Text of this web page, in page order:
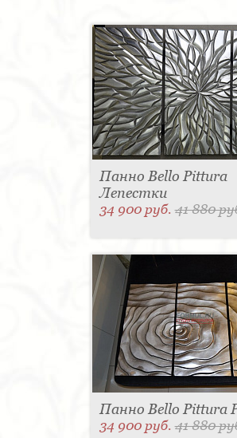
Панно Bello Pittura
Лепестки
34 900 руб.41 880
Панно Bello Pittura
34 900 руб.41 880